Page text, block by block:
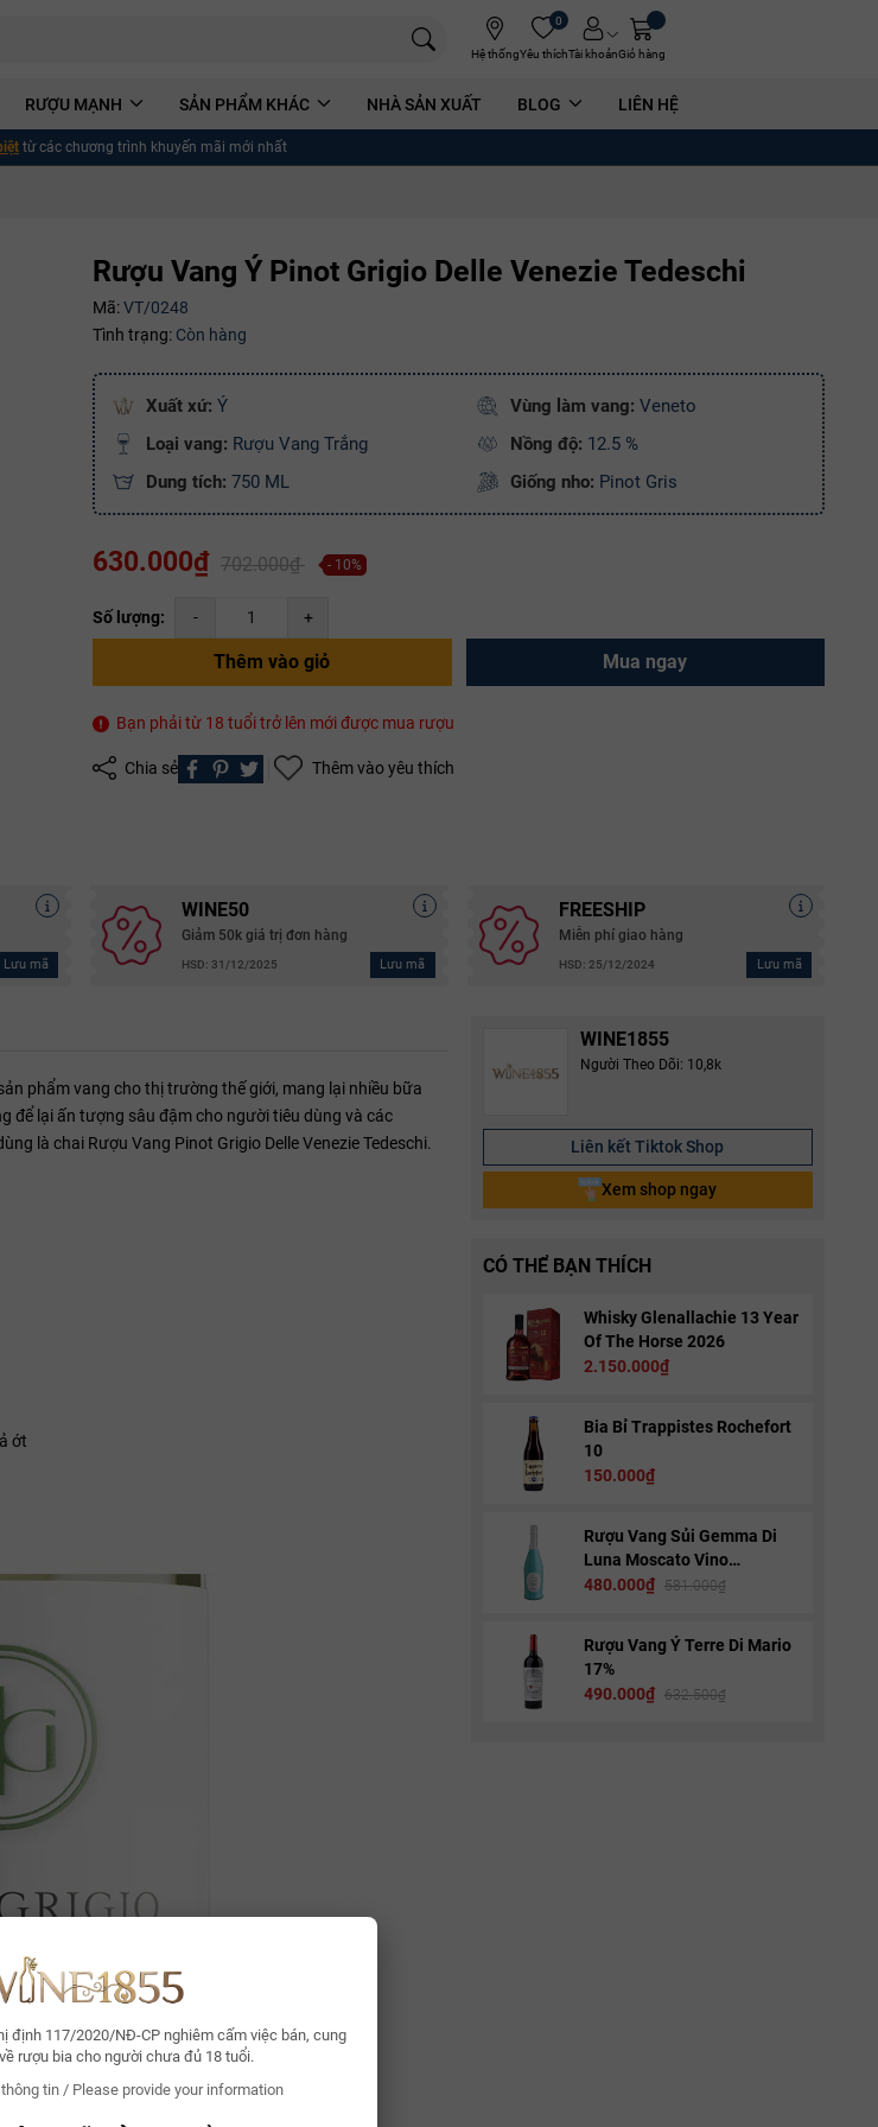
định 117/2020/NĐ-CP nghiêm cấm việc bán, cung
rượu bia cho người chưa đủ 18 tuổi.
tin / Please provide your information
Hệ thống
0
Yêu thíchTài khoảnGiỏ hàng
RƯỢU MẠNH SẢN PHẨM KHÁC NHÀ SẢN XUẤT BLOG LIÊN HỆ
Thưởng vang trọn vẹn, miễn phí giao tận nơi
Rượu Vang Ý Pinot Grigio Delle Venezie Tedeschi
Mã:VT/0248
Tình trạng: Còn hàng
Xuất xứ: Ý Vùng làm vang: Veneto
Loại vang: Rượu Vang Trắng Nồng độ: 12.5 %
Dung tích: 750 ML Giống nho: Pinot Gris
630.000₫ 702.000₫ - 10%
Số lượng: - +
Thêm vào giỏ Mua ngay
Bạn phải từ 18 tuổi trở lên mới được mua rượu
Chia sẻ Thêm vào yêu thích
Lưu mã
WINE50
Giảm 50k giá trị đơn hàng
HSD: 31/12/2025 Lưu mã
FREESHIP
Miễn phí giao hàng
HSD: 25/12/2024 Lưu mã
WINE1855
Người Theo Dõi: 10,8k
Liên kết Tiktok Shop
Xem shop ngay
CÓ THỂ BẠN THÍCH
Whisky Glenallachie 13 Year
Of The Horse 2026
2.150.000₫
Bia Bỉ Trappistes Rochefort
10
150.000₫
Rượu Vang Sủi Gemma Di
Luna Moscato Vino
Spumante
480.000₫ 581.000₫
Rượu Vang Ý Terre Di Mario
17%
490.000₫
632.500₫
phẩm vang cho thị trường thế giới, mang lại nhiều bữa
để lại ấn tượng sâu đậm cho người tiêu dùng và các
là chai Rượu Vang Pinot Grigio Delle Venezie Tedeschi.
ớt